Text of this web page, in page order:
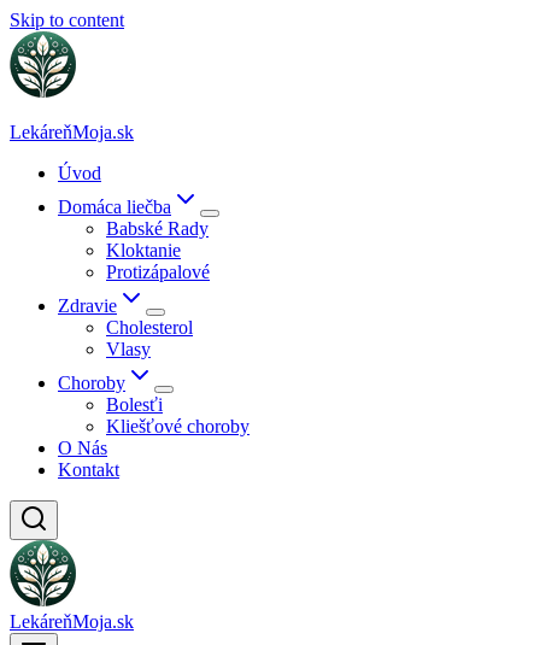
Skip to content
LekáreňMoja.sk
Úvod
Domáca liečba
Babské Rady
Kloktanie
Protizápalové
Zdravie
Cholesterol
Vlasy
Choroby
Bolesťi
Kliešťové choroby
O Nás
Kontakt
LekáreňMoja.sk